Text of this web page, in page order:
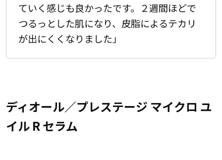
ていく感じも良かったです。２週間ほどで
つるっとした肌になり、皮脂によるテカリ
が出にくくなりました」
ディオール／プレステージ マイクロ ユ
イル R セラム